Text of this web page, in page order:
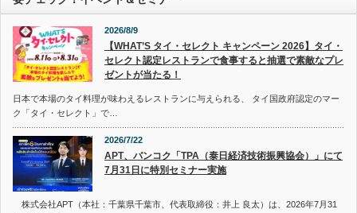
2026/8/9
【WHAT’S タイ・セレクト キャンペーン 2026】タイ・
セレクト認定レストランで食事すると抽選で素敵なプレ
ゼントが当たる！
日本で本場のタイ料理が味わえるレストランに与えられる、 タイ国政府認定のマー
ク「タイ・セレクト」で…
2026/7/22
APT、バンコク「TPA（泰日経済技術振興協会）」にて
7月31日に特別セミナー実施
株式会社APT（本社：千葉県千葉市、代表取締役：井上 良太）は、2026年7月31